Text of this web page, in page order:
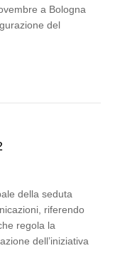
a Bologna
del
della seduta
riferendo
regola la
dell’iniziativa